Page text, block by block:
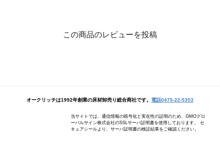
この商品のレビューを投稿
オークリッチは1992年創業の床材卸売り総合商社です。 電話0475-22-5353
当サイトでは、通信情報の暗号化と実在性の証明のため、GMOグロ
ーバルサイン株式会社のSSLサーバ証明書を使用しております。 セ
キュアシールより、サーバ証明書の検証結果をご確認ください。